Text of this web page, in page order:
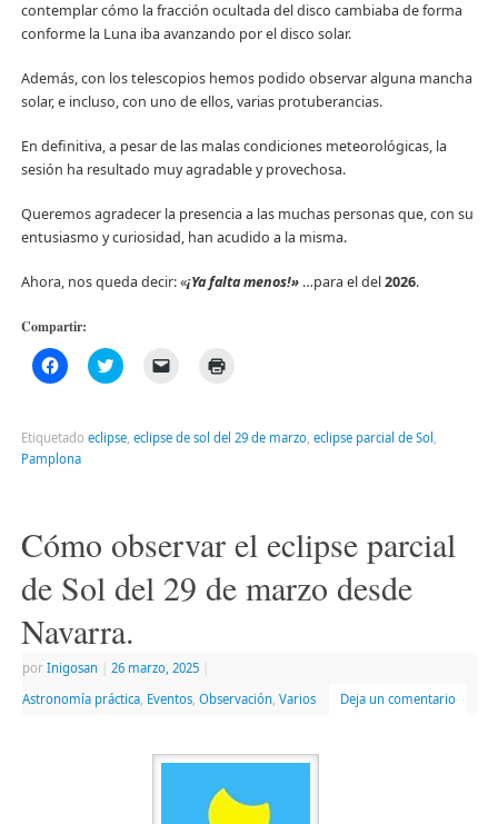
contemplar cómo la fracción ocultada del disco cambiaba de forma
conforme la Luna iba avanzando por el disco solar.
Además, con los telescopios hemos podido observar alguna mancha
solar, e incluso, con uno de ellos, varias protuberancias.
En definitiva, a pesar de las malas condiciones meteorológicas, la
sesión ha resultado muy agradable y provechosa.
Queremos agradecer la presencia a las muchas personas que, con su
entusiasmo y curiosidad, han acudido a la misma.
Ahora, nos queda decir: «¡Ya falta menos!»…para el del2026.
Compartir:
Haz
clic
Facebook
(Se
abre
Haz
clic
Twitter
(Se
enlace
por
abre
una
ventana
nueva)
abre
en
Etiquetado eclipse, eclipse de sol del 29 de marzo, eclipse parcial de Sol
Pamplona
Cómo observar el eclipse parcial
de Sol del 29 de marzo desde
Navarra.
por Inigosan 26 marzo, 2025
Astronomía práctica, Eventos, Observación Varios Deja un comentario